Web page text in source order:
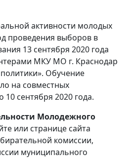
активности молодых
проведения выборов в
13 сентября 2020 года
МКУ МО г. Краснодар
Обучение
на совместных
10 сентября 2020 года.
Молодежного
или странице сайта
комиссии,
муниципального